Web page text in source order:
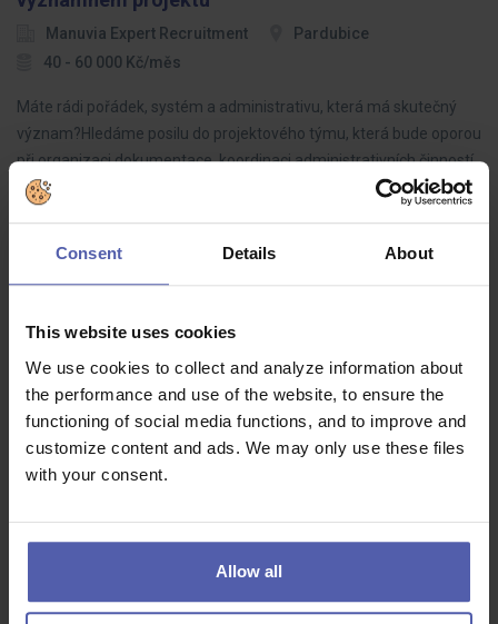
Consent Details About
This website uses cookies
We use cookies to collect and analyze information about
the performance and use of the website, to ensure the
functioning of social media functions, and to improve and
customize content and ads. We may only use these files
with your consent.
Allow all
Manuvia Expert Recruitment
Pardubice
40 - 60 000 Kč/měs
Máte rádi pořádek, systém a administrativu, která má skutečný
význam?Hledáme posilu do projektového týmu, která bude oporou
při organizaci dokumentace, koordinaci administrativních činností
a…
Zrelá osobnosť s kladným vzťahom k administratíve
(papierovačky, zložky, PC) sa nájde práve v tejto pozícii. Ak ťa
takáto práca bude baviť aj roky, pošli nám svoje CV.
Soustružník CNC | náb. příspěvek 50 000 Kč | 13.
mzda